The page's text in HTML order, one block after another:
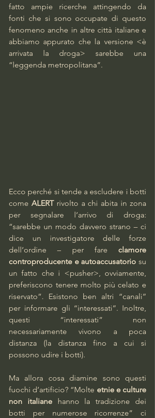
fatto ampie ricerche attingendo da
fonti che si sono occupate di questo
fenomeno anche in altre città italiane e
abbiamo appurato che la versione <è
arrivata la droga> sarebbe una
“leggenda metropolitana”.
Ecco perché si tende a escludere i botti
come ALERT rivolto a chi abita in zona
per segnalare l’arrivo di droga:
“sarebbe un modo davvero strano – ci
dice un investigatore delle forze
dell’ordine – per fare clamore
controproducente e autoaccusatorio su
un fatto che i <pusher>, ovviamente,
preferiscono tenere molto più celato e
riservato”. Esistono ben altri “canali”
per informare gli “interessati”. Inoltre,
questi “interessati” non
necessariamente vivono a poca
distanza (la distanza fino a cui si
possono udire i botti).
Ma allora cosa diamine sono questi
fuochi d’artificio? “Molte etnie e culture
non italiane hanno la tradizione dei
botti per numerose ricorrenze” ci